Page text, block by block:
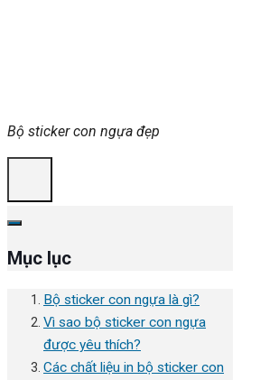
Bộ sticker con ngựa đẹp
Mục lục
Bộ sticker con ngựa là gì?
Vì sao bộ sticker con ngựa
được yêu thích?
Các chất liệu in bộ sticker con